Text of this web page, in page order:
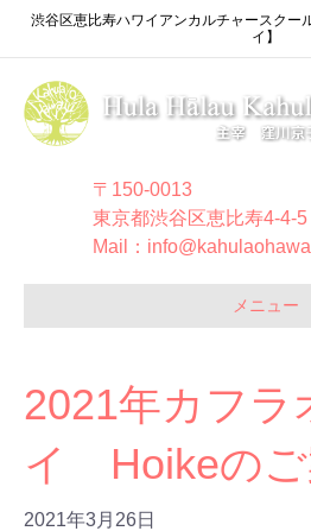
渋谷区恵比寿ハワイアンカルチャースクー
イ】
〒150-0013
東京都渋谷区恵比寿4-
Mail：
メニュー
2021年カフラ
イ Hoikeのご
2021年3月26日